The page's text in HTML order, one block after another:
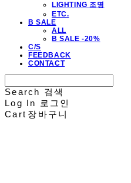
LIGHTING 조명
ETC.
B SALE
ALL
B SALE -20%
C/S
FEEDBACK
CONTACT
Search 검색
Log In
로그인
Cart 장바구니